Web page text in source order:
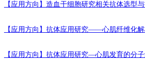
【应用方向】 造血干细胞研究相关抗体选型
【应用方向】 抗体应用研究——心肌纤维化
【应用方向】 抗体应用研究—心肌发育的分